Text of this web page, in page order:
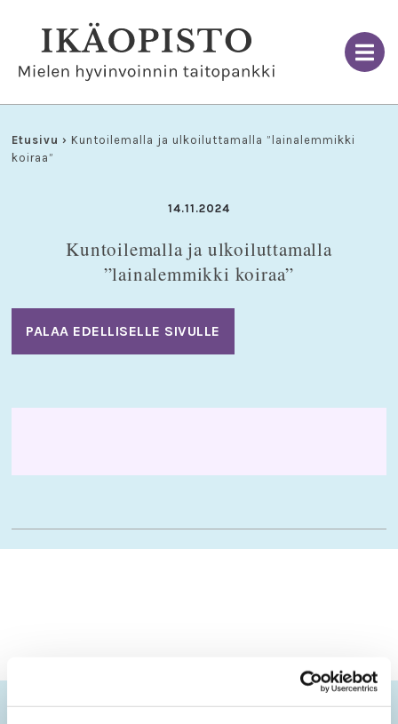
Etusivu › Kuntoilemalla ja ulkoiluttamalla ”lainalemmikki
koiraa”
14.11.2024
Kuntoilemalla ja ulkoiluttamalla
”lainalemmikki koiraa”
PALAA EDELLISELLE SIVULLE